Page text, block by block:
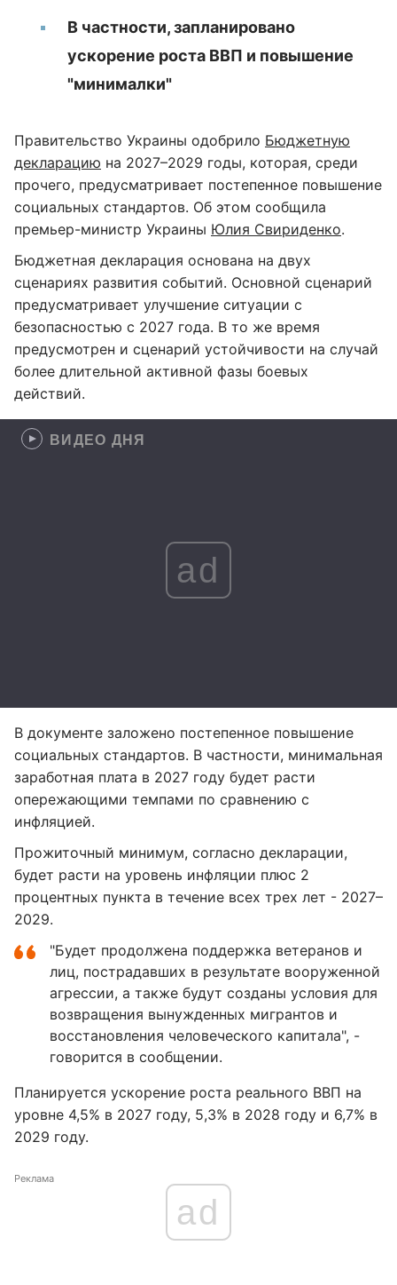
В частности, запланировано
ускорение роста ВВП и повышение
"минималки"
Правительство Украины одобрило Бюджетную
декларацию на 2027–2029 годы, которая, среди
прочего, предусматривает постепенное повышение
социальных стандартов. Об этом сообщила
премьер-министр Украины Юлия Свириденко.
Бюджетная декларация основана на двух
сценариях развития событий. Основной сценарий
предусматривает улучшение ситуации с
безопасностью с 2027 года. В то же время
предусмотрен и сценарий устойчивости на случай
более длительной активной фазы боевых
действий.
ВИДЕО ДНЯ
ad
В документе заложено постепенное повышение
социальных стандартов. В частности, минимальная
заработная плата в 2027 году будет расти
опережающими темпами по сравнению с
инфляцией.
Прожиточный минимум, согласно декларации,
будет расти на уровень инфляции плюс 2
процентных пункта в течение всех трех лет - 2027–
2029.
"Будет продолжена поддержка ветеранов и
лиц, пострадавших в результате вооруженной
агрессии, а также будут созданы условия для
возвращения вынужденных мигрантов и
восстановления человеческого капитала", -
говорится в сообщении.
Планируется ускорение роста реального ВВП на
уровне 4,5% в 2027 году, 5,3% в 2028 году и 6,7% в
2029 году.
Реклама
ad